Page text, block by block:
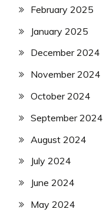
February 2025
January 2025
December 2024
November 2024
October 2024
September 2024
August 2024
July 2024
June 2024
May 2024